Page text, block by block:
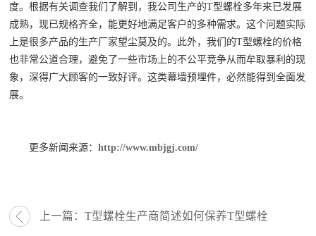
度。根据有关调查我们了解到，我公司生产的T型螺栓多年来已发展
成熟，现已规格齐全，能更好地满足客户的多种需求。这个问题实际
上是很多产品的生产厂家望尘莫及的。此外，我们的T型螺栓的价格
也非常公道合理，避免了一些市场上的不公平竞争从而牟取暴利的现
象，深得广大顾客的一致好评。这类幕墙预埋件，必然能得到全面发
展。
更多新闻来源：http://www.mbjgj.com/
上一篇： T型螺栓生产商简述如何保养T型螺栓